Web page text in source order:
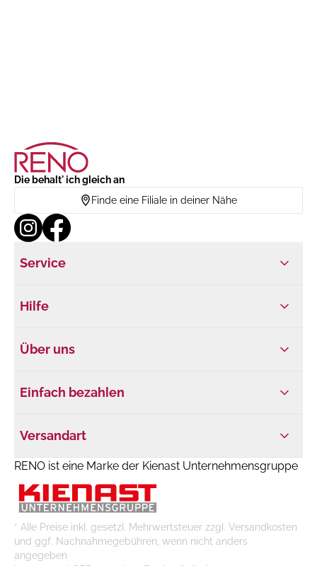
Die behalt' ich gleich an
Finde eine Filiale in deiner Nähe
Service
Hilfe
Über uns
Einfach bezahlen
Versandart
RENO ist eine Marke der Kienast Unternehmensgruppe
* Alle Preise inkl. gesetzl. Mehrwertsteuer zzgl. Versandkosten
und ggf. Nachnahmegebühren, wenn nicht anders
angegeben